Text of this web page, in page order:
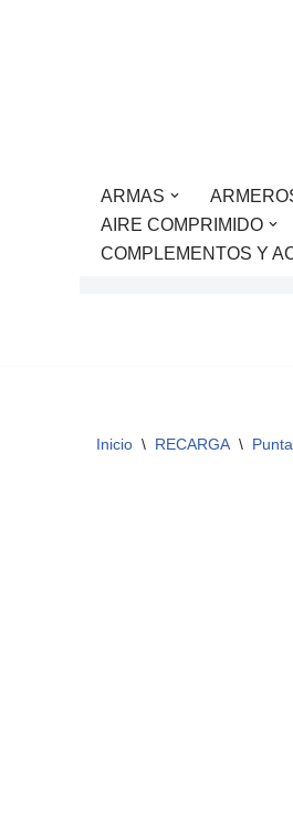
ARMAS
AIRE COMPRIMIDO
COMPLEMENTOS Y
Inicio \ RECARGA \